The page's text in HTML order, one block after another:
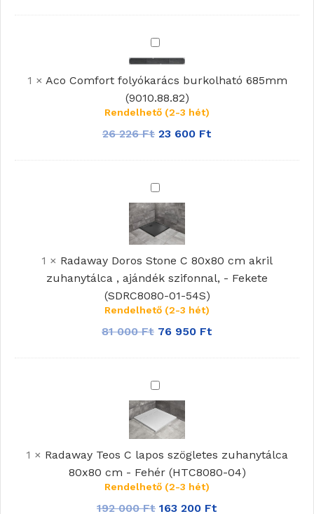
Aco
Comfort
folyókarács
burkolható
685mm
(9010.88.82)
1 × Aco Comfort folyókarács burkolható 685mm
(9010.88.82)
Rendelhető (2-3 hét)
26 226Ft 23 600 Ft
Radaway
Doros
Stone
C
80x80
cm
akril
zuhanytálca
,
szifonnal,
-
Fekete
(SDRC8080-
01-
54S)
1 × Radaway Doros Stone C 80x80 cm akril
zuhanytálca , ajándék szifonnal, - Fekete
(SDRC8080-01-54S)
Rendelhető (2-3 hét)
81 000Ft 76 950 Ft
Radaway
Teos
lapos
szögletes
zuhanytálca
80x80
cm
1 × Radaway Teos C lapos szögletes zuhanytálca
80x80 cm - Fehér (HTC8080-04)
Rendelhető (2-3 hét)
192 000Ft 163 200 Ft